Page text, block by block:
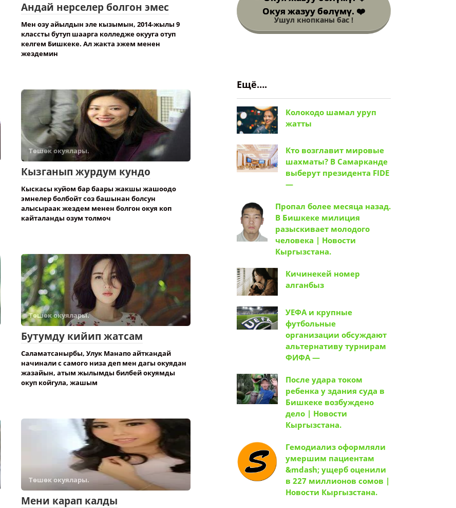
Андай нерселер болгон эмес
Мен озу айылдын эле кызымын, 2014-жылы 9
классты бутуп шаарга колледже окууга отуп
келгем Бишкеке. Ал жакта эжем менен
жездемин
Төшөк окуялары.
Кызганып журдум кундо
Кыскасы куйом бар баары жакшы жашоодо
эмнелер болбойт соз башынан болсун
алысыраак жездем менен болгон окуя коп
кайталанды озум толмоч
Төшөк окуялары.
Бутумду кийип жатсам
Саламатсанырбы, Улук Манапо айткандай
начинали с самого низа деп мен дагы окуядан
жазайын, атым жылымды билбей окуямды
окуп койгула, жашым
Төшөк окуялары.
Мени карап калды
Окуя жазуу бөлүмү. ❤️
Ушул кнопканы бас !
Ещё….
Колокодо шамал уруп
жатты
Кто возглавит мировые
шахматы? В Самарканде
выберут президента FIDE
—
Пропал более месяца назад.
В Бишкеке милиция
разыскивает молодого
человека | Новости
Кыргызстана.
Кичинекей номер
алганбыз
УЕФА и крупные
футбольные
организации обсуждают
альтернативу турнирам
ФИФА —
После удара током
ребенка у здания суда в
Бишкеке возбуждено
дело | Новости
Кыргызстана.
Гемодиализ оформляли
умершим пациентам
&mdash; ущерб оценили
в 227 миллионов сомов |
Новости Кыргызстана.